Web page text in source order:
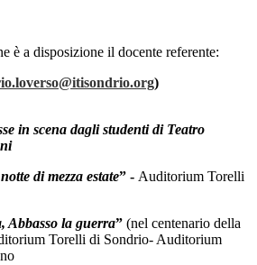
è a disposizione il docente referente:
)
in scena dagli studenti di Teatro
di mezza estate” - Auditorium Torelli
Abbasso la guerra” (nel centenario della
Torelli di Sondrio- Auditorium